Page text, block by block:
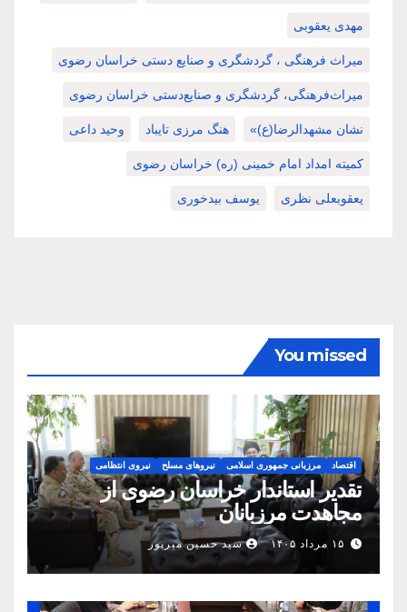
مهدی یعقوبی
میراث فرهنگی ، گردشگری و صنایع دستی خراسان رضوی
میراث‌فرهنگی، گردشگری و صنایع‌دستی خراسان رضوی
نشان مشهدالرضا(ع)» هنگ مرزی تایباد وحید داعی
کمیته امداد امام خمینی (ره) خراسان رضوی
یعقوبعلی نظری یوسف بیدخوری
You missed
اقتصاد مرزبانی جمهوری اسلامی نیروهای مسلح نیروی انتظامی
تقدیر استاندار خراسان رضوی از
مجاهدت مرزبانان
۱۵ مرداد ۱۴۰۵ سید حسین میرپور